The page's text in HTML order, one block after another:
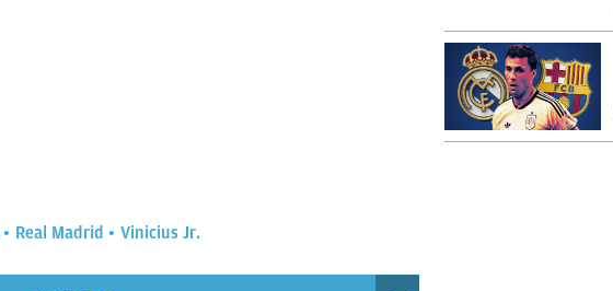
Real Madrid Vinicius Jr.